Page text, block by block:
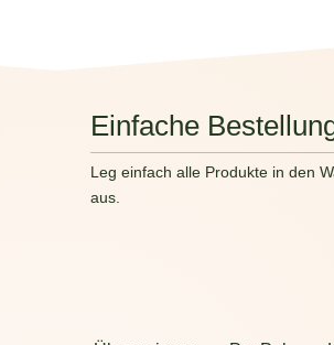
Einfache
Leg einfach alle Produkte in den
aus.